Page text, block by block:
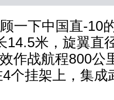
一下中国直-10
14.5米，旋翼直
作战航程800公
个挂架上，集成